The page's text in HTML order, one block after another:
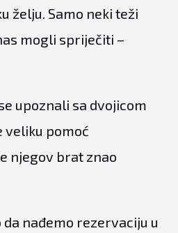
želju. Samo neki teži
mogli spriječiti –
upoznali sa dvojicom
veliku pomoć
njegov brat znao
da nađemo rezervaciju u